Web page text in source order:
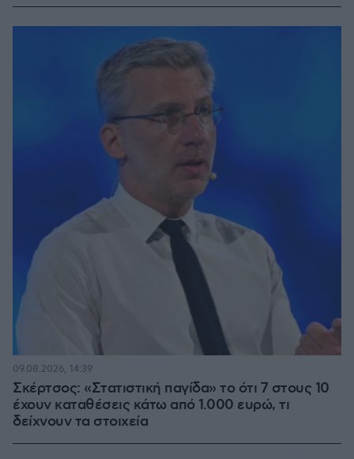
Σκέρτσος: «Στατιστική παγίδα» το ότι 7 στους 10
έχουν καταθέσεις κάτω από 1.000 ευρώ, τι
δείχνουν τα στοιχεία
09.08.2026, 14:39